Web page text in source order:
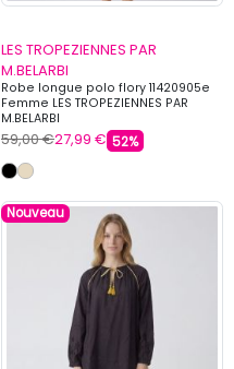
LES TROPEZIENNES PAR
M.BELARBI
Robe longue polo flory 11420905e
Femme LES TROPEZIENNES PAR
M.BELARBI
59,00 €27,99 € 52%
Nouveau